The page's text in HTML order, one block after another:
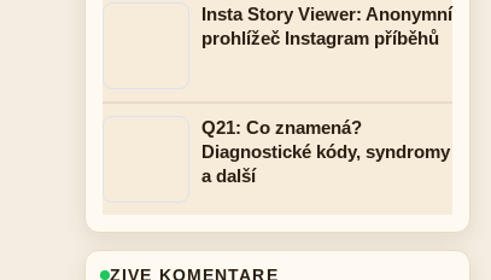
Insta Story Viewer: Anonymní
prohlížeč Instagram příběhů
Q21: Co znamená?
Diagnostické kódy, syndromy
a další
ZIVE KOMENTARE